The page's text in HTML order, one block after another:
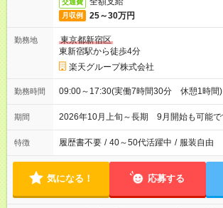
交通費
月収例 25～30万円
勤務地
東京都新宿区
東新宿駅から徒歩4分
楽天グループ株式会社
勤務時間 09:00～17:30(実働7時間30分 休憩1時間)
期間 2026年10月上旬～長期 9月開始も可能
特徴 履歴書不要 / 40～50代活躍中 / 服装自由
気になる！ 応募する